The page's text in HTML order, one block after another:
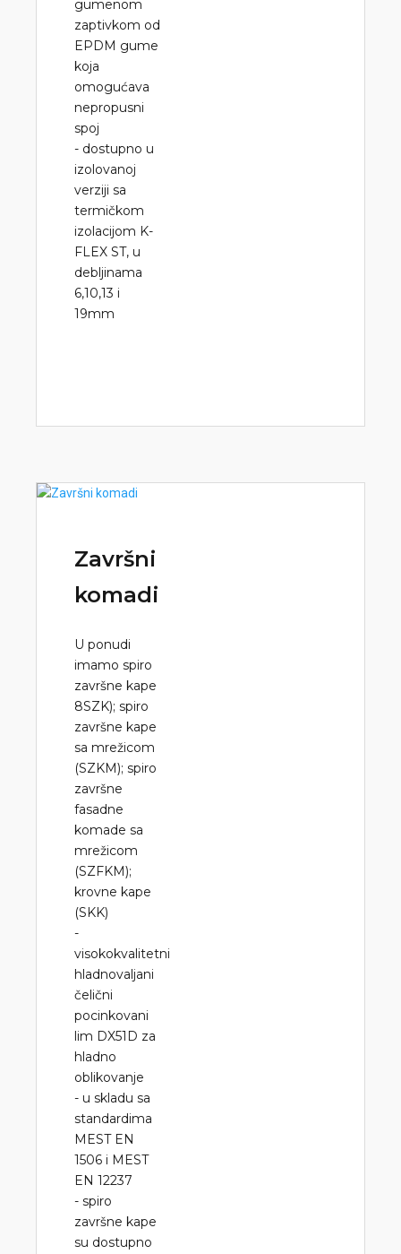
gumenom
zaptivkom od
EPDM gume
koja
omogućava
nepropusni
spoj
- dostupno u
izolovanoj
verziji sa
termičkom
izolacijom K-
FLEX ST, u
debljinama
6,10,13 i
19mm
Završni
komadi
U ponudi
imamo spiro
završne kape
8SZK); spiro
završne kape
sa mrežicom
(SZKM); spiro
završne
fasadne
komade sa
mrežicom
(SZFKM);
krovne kape
(SKK)
-
visokokvalitetni
hladnovaljani
čelični
pocinkovani
lim DX51D za
hladno
oblikovanje
- u skladu sa
standardima
MEST EN
1506 i MEST
EN 12237
- spiro
završne kape
su dostupno